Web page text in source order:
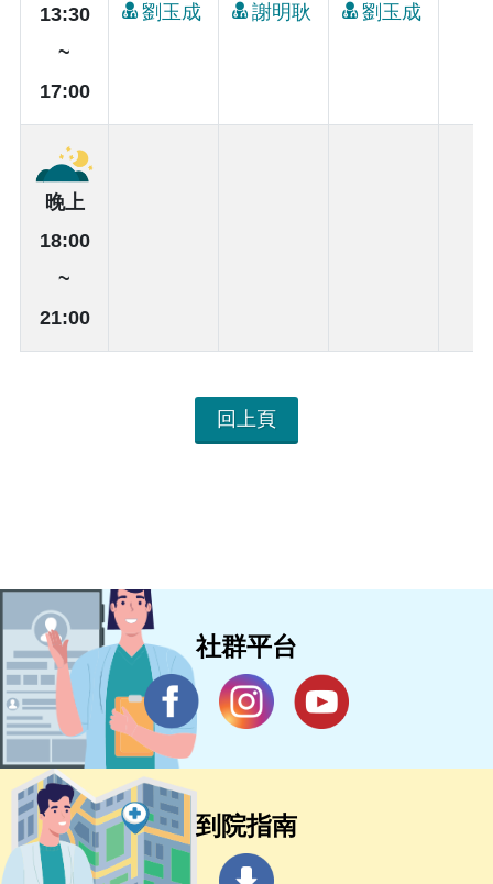
13:30
~
17:00
劉玉成 謝明耿 劉玉成
晚上
18:00
~
21:00
回上頁
社群平台
到院指南